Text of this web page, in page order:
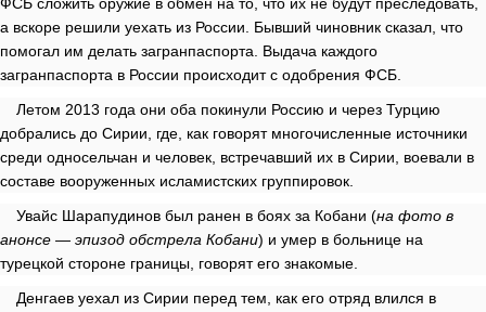
а вскоре решили уехать из России. Бывший чиновник сказал, что
помогал им делать загранпаспорта. Выдача каждого
загранпаспорта в России происходит с одобрения ФСБ.
Летом 2013 года они оба покинули Россию и через Турцию
добрались до Сирии, где, как говорят многочисленные источники
среди односельчан и человек, встречавший их в Сирии, воевали в
составе вооруженных исламистских группировок.
Увайс Шарапудинов был ранен в боях за Кобани (на фото в
анонсе — эпизод обстрела Кобани) и умер в больнице на
турецкой стороне границы, говорят его знакомые.
Денгаев уехал из Сирии перед тем, как его отряд влился в